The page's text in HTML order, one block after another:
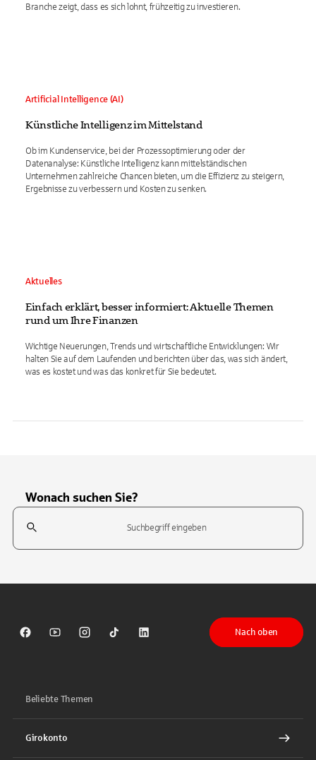
Branche zeigt, dass es sich lohnt, frühzeitig zu investieren.
Artificial Intelligence (AI)
Künstliche Intelligenz im Mittelstand
Ob im Kundenservice, bei der Prozessoptimierung oder der
Datenanalyse: Künstliche Intelligenz kann mittelständischen
Unternehmen zahlreiche Chancen bieten, um die Effizienz zu steigern,
Ergebnisse zu verbessern und Kosten zu senken.
Aktuelles
Einfach erklärt, besser informiert: Aktuelle Themen
rund um Ihre Finanzen
Wichtige Neuerungen, Trends und wirtschaftliche Entwicklungen: Wir
halten Sie auf dem Laufenden und berichten über das, was sich ändert,
was es kostet und was das konkret für Sie bedeutet.
Wonach suchen Sie?
Suchfeld
Sparkasse auf Facebook
Sparkasse auf Youtube
Sparkasse auf Instagram
Sparkasse auf TikTok
Sparkasse auf LinkedIn
Nach oben
Beliebte Themen
Girokonto